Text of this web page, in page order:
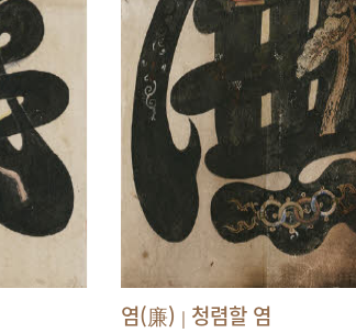
염(廉) | 청렴할 염